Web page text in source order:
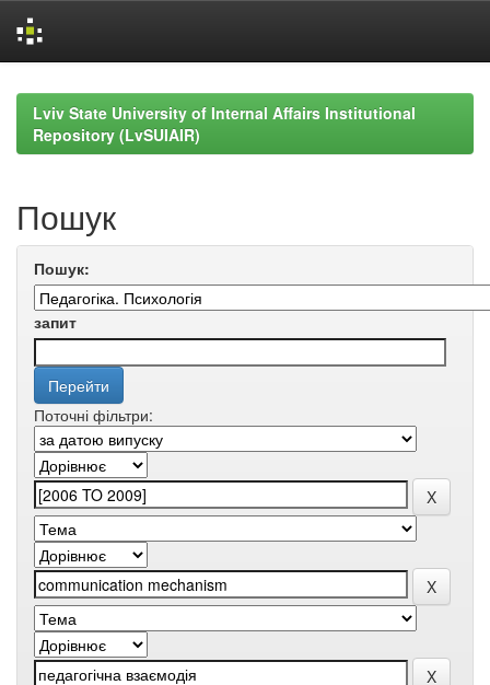
navigationLviv State University of Internal Affairs Institutional
Repository (LvSUIAIR)
Пошук
Пошук:
запит
Поточні фільтри: